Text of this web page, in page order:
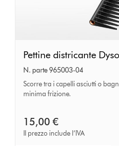
districante
Dyson
(nero/rame)
Pettine districante
N. parte 965003-04
Scorre tra i capelli asciutti o
minima frizione.
15,00 €
Il prezzo include l’IVA